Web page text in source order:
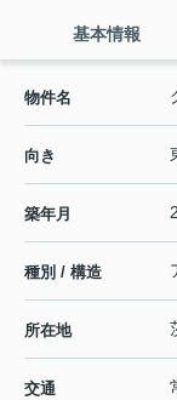
基本情報
物件名
向き
築年月
種別 / 構造
所在地
交通